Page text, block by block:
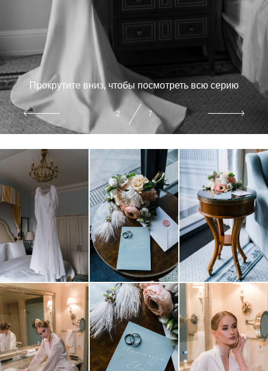
Прокрутите вниз, чтобы посмотреть всю серию
3 7